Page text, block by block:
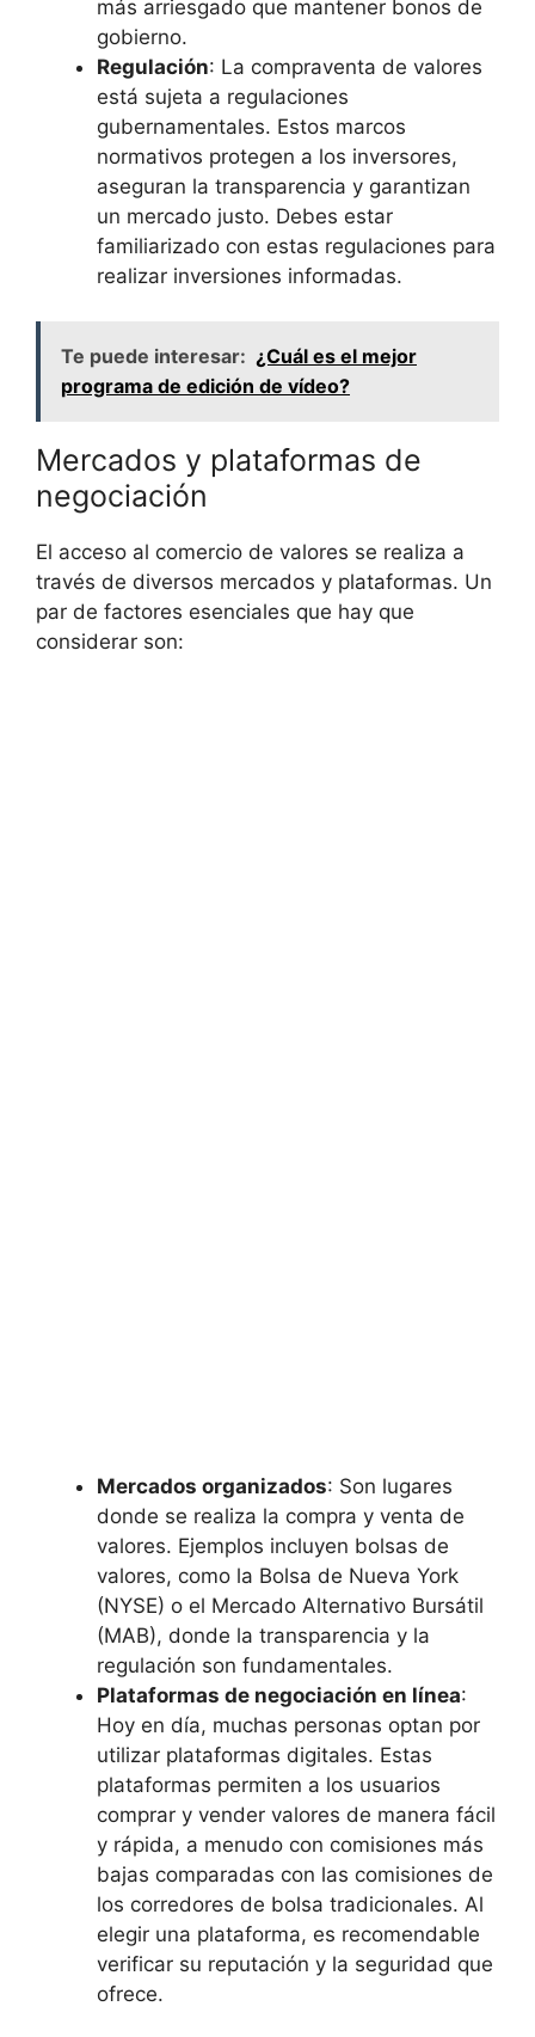
más arriesgado que mantener bonos de
gobierno.
Regulación: La compraventa de valores
está sujeta a regulaciones
gubernamentales. Estos marcos
normativos protegen a los inversores,
aseguran la transparencia y garantizan
un mercado justo. Debes estar
familiarizado con estas regulaciones para
realizar inversiones informadas.
Te puede interesar: ¿Cuál es el mejor
programa de edición de vídeo?
Mercados y plataformas de
negociación
El acceso al comercio de valores se realiza a
través de diversos mercados y plataformas. Un
par de factores esenciales que hay que
considerar son:
Mercados organizados: Son lugares
donde se realiza la compra y venta de
valores. Ejemplos incluyen bolsas de
valores, como la Bolsa de Nueva York
(NYSE) o el Mercado Alternativo Bursátil
(MAB), donde la transparencia y la
regulación son fundamentales.
Plataformas de negociación en línea:
Hoy en día, muchas personas optan por
utilizar plataformas digitales. Estas
plataformas permiten a los usuarios
comprar y vender valores de manera fácil
y rápida, a menudo con comisiones más
bajas comparadas con las comisiones de
los corredores de bolsa tradicionales. Al
elegir una plataforma, es recomendable
verificar su reputación y la seguridad que
ofrece.